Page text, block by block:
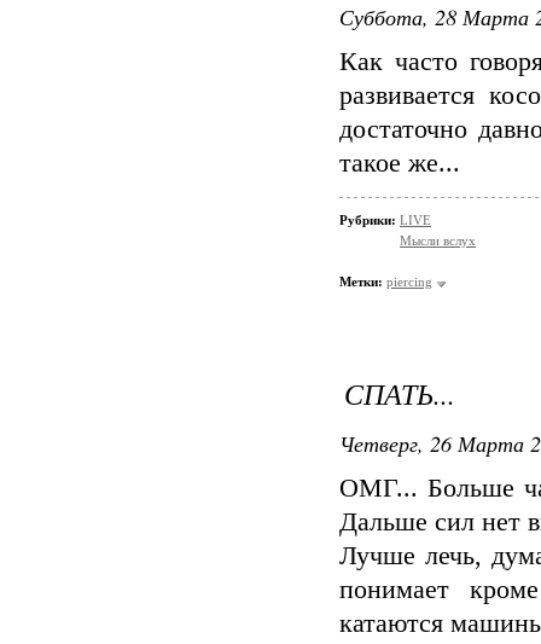
Суббота, 28 Марта
Как часто
развивается
достаточно
такое же...
Рубрики: LIVE
Мысли вслух
Метки: piercing
СПАТЬ...
Четверг, 26 Марта
ОМГ... Больше
Дальше сил нет
Лучше лечь,
понимает
катаются